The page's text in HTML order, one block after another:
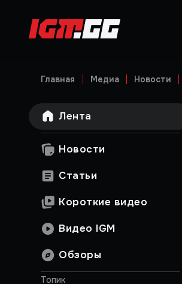
Главная Медиа Новости
Лента
Новости
Статьи
Короткие видео
Видео IGM
Обзоры
Топик